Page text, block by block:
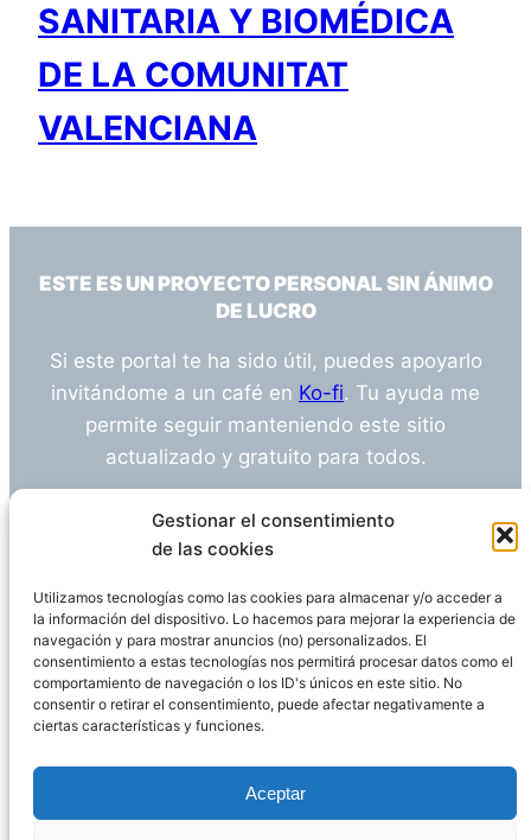
Gestionar el consentimiento
de las cookies
Utilizamos tecnologías como las cookies para almacenar y/o acceder a
la información del dispositivo. Lo hacemos para mejorar la experiencia de
navegación y para mostrar anuncios (no) personalizados. El
consentimiento a estas tecnologías nos permitirá procesar datos como el
comportamiento de navegación o los ID's únicos en este sitio. No
consentir o retirar el consentimiento, puede afectar negativamente a
ciertas características y funciones.
Aceptar
SANITARIA Y BIOMÉDICA
DE LA COMUNITAT
VALENCIANA
ESTE ES UN PROYECTO PERSONAL SIN ÁNIMO
DE LUCRO
Si este portal te ha sido útil, puedes apoyarlo
invitándome a un café en Ko-fi. Tu ayuda me
permite seguir manteniendo este sitio
actualizado y gratuito para todos.
¿Tienes alguna duda o sugerencia? Escríbeme
info@empleosanitarioinvestigacion.es
Descargo de Responsabilidad
Declaración de Privacidad Política de cookies
WordPress